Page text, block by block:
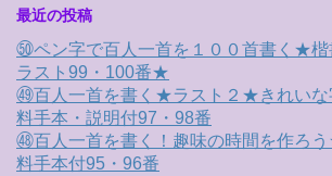
最近の投稿
㊿ペン字で百人一首を１００首書く★
ラスト99・100番★
㊾百人一首を書く★ラスト２★きれい
料手本・説明付97・98番
㊽百人一首を書く！趣味の時間を作ろ
料手本付95・96番